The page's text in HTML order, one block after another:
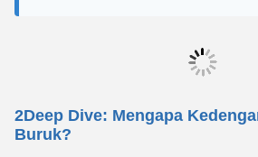
2Deep Dive: Mengapa
Buruk?